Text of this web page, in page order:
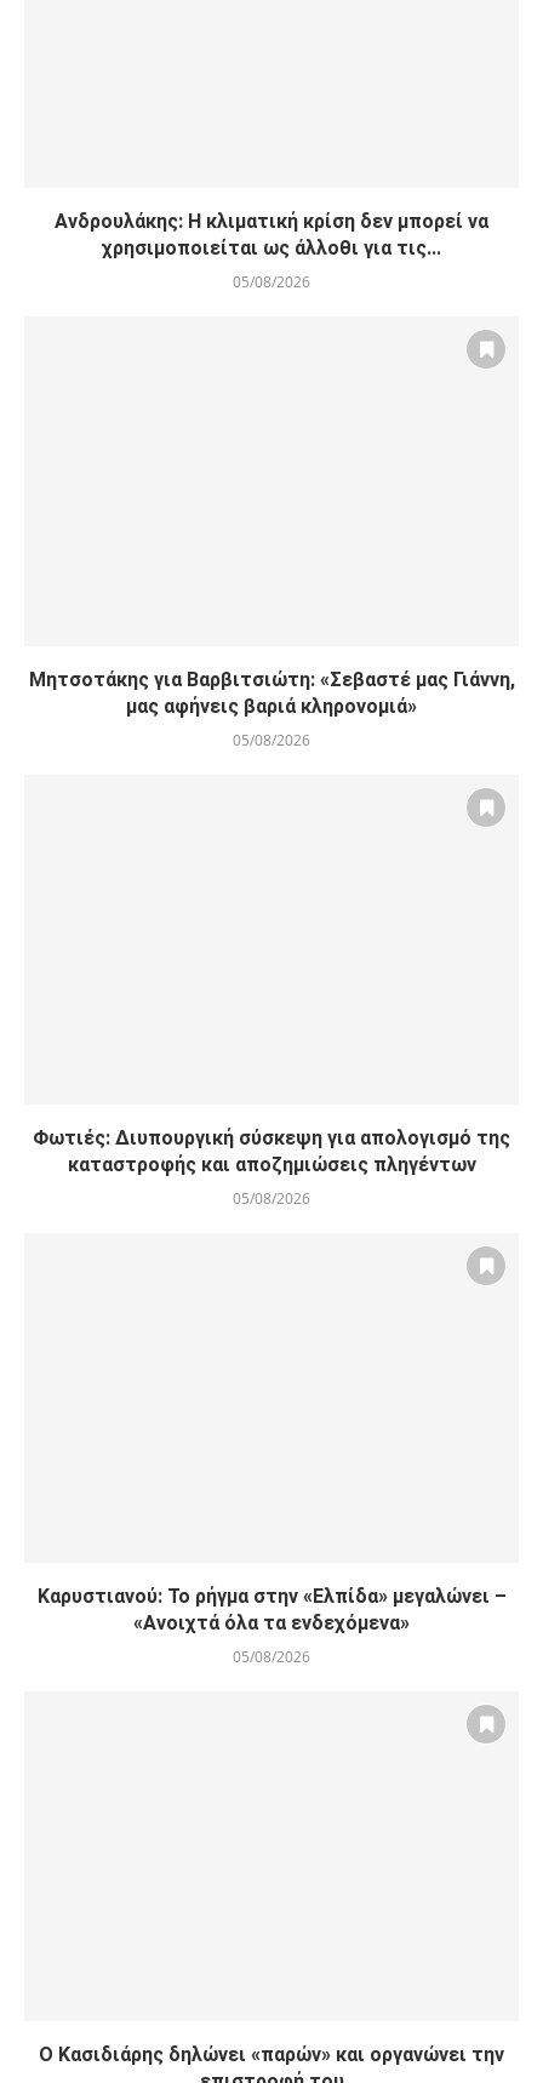
Ανδρουλάκης: Η κλιματική κρίση δεν μπορεί να
χρησιμοποιείται ως άλλοθι για τις...
05/08/2026
Μητσοτάκης για Βαρβιτσιώτη: «Σεβαστέ μας Γιάννη,
μας αφήνεις βαριά κληρονομιά»
05/08/2026
Φωτιές: Διυπουργική σύσκεψη για απολογισμό της
καταστροφής και αποζημιώσεις πληγέντων
05/08/2026
Καρυστιανού: Το ρήγμα στην «Ελπίδα» μεγαλώνει –
«Ανοιχτά όλα τα ενδεχόμενα»
05/08/2026
Ο Κασιδιάρης δηλώνει «παρών» και οργανώνει την